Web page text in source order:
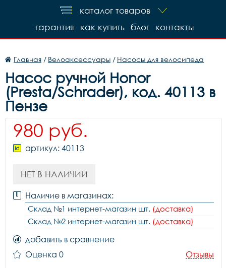
каталог товаров
контакты
блог
как купить
гарантия
Главная / Велоаксессуары / Насосы для велосипеда
Насос ручной Honor
(Presta/Schrader), код. 40113 в
Пензе
980 руб.
артикул: 40113
НЕТ В НАЛИЧИИ
Наличие в магазинах:
Склад №1 интернет-магазин шт. (доставка)
Склад №2 интернет-магазин шт. (доставка)
добавить в сравнение
Оценка 0
Отзывы